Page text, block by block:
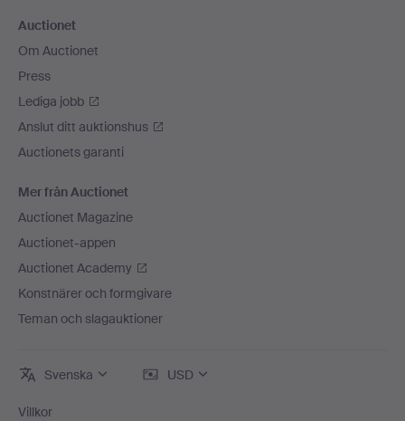
Auctionet
Om Auctionet
Press
Lediga jobb
Anslut ditt auktionshus
Auctionets garanti
Mer från Auctionet
Auctionet Magazine
Auctionet-appen
Auctionet Academy
Konstnärer och formgivare
Teman och slagauktioner
Svenska USD
Villkor